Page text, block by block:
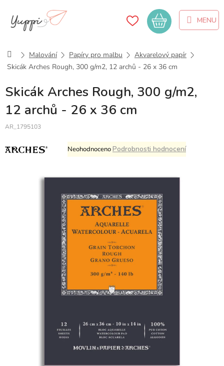
obsah
Nákupní
košík
DomůMalování Papíry pro malbu
Akvarelový papír
Skicák Arches Rough, 300 g/m2, 12 archů - 26 x 36 cm
Skicák Arches Rough, 300 g/m2,
12 archů - 26 x 36 cm
AR_1795103
Průměrné
hodnocení
z
5
hvězdiček.
NeohodnocenoPodrobnosti hodnocení